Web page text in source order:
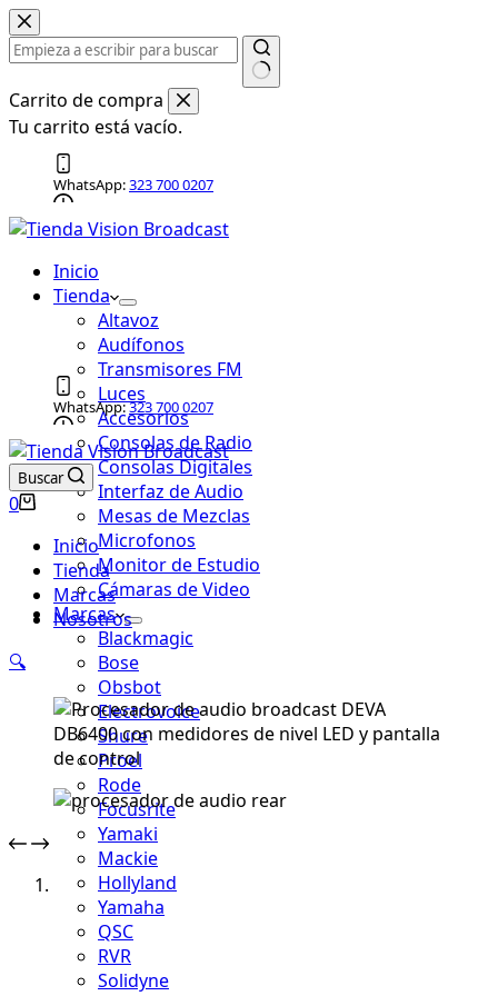
Saltar
al
contenido
Carrito de compra
Tu carrito está vacío.
WhatsApp:323 700 0207
Horario:Lun-Vie 9am-5pm, Sáb 9am-1pm
Correo electrónico:
Inicio
Tienda
Altavoz
Audífonos
Transmisores FM
Luces
Accesorios
Consolas de Radio
Consolas Digitales
Interfaz de Audio
Mesas de Mezclas
Microfonos
Monitor de Estudio
Cámaras de Video
Marcas
Blackmagic
Bose
Obsbot
Electrovoice
Shure
Proel
Rode
Focusrite
Yamaki
Mackie
Hollyland
Yamaha
QSC
RVR
Solidyne
WhatsApp:323 700 0207
Horario:Lun-Vie 9am-5pm, Sáb 9am-1pm
Correo electrónico:gerencia@visionbroadcast.co
Buscar
Carro
compra
0
Inicio
Tienda
Marcas
Nosotros
🔍